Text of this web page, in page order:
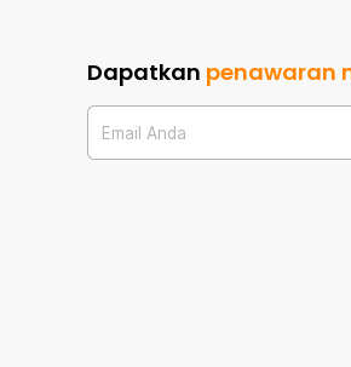
Dapatkan penawaran
Email Anda